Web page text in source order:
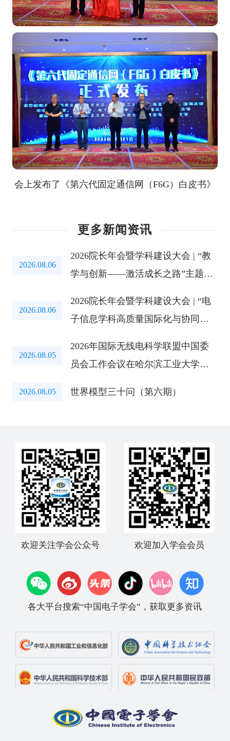
会上发布了《第六代固定通信网（F6G）白皮书》
更多新闻资讯
2026.08.06
2026院长年会暨学科建设大会 | “教
学与创新——激活成长之路”主题教
2026.08.06
2026院长年会暨学科建设大会 | “电
子信息学科高质量国际化与协同创
2026.08.05
2026年国际无线电科学联盟中国委
员会工作会议在哈尔滨工业大学召
2026.08.05 世界模型三十问（第六期）
欢迎关注学会公众号 欢迎加入学会会员
各大平台搜索“中国电子学会”，获取更多资讯